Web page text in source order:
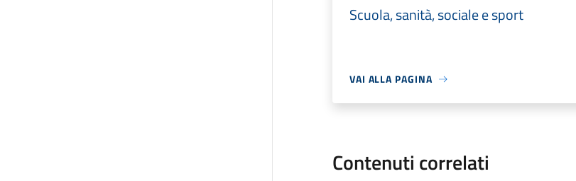
Scuola, sanità, sociale e sport
VAI ALLA PAGINA
Contenuti correlati